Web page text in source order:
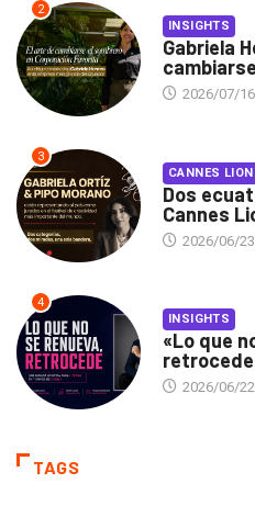
2
INSIGHTS
Gabriela
2026/07/16
3
CANNES
Dos
Cannes
2026/06/23
4
INSIGHTS
«Lo que
2026/06/22
TAGS